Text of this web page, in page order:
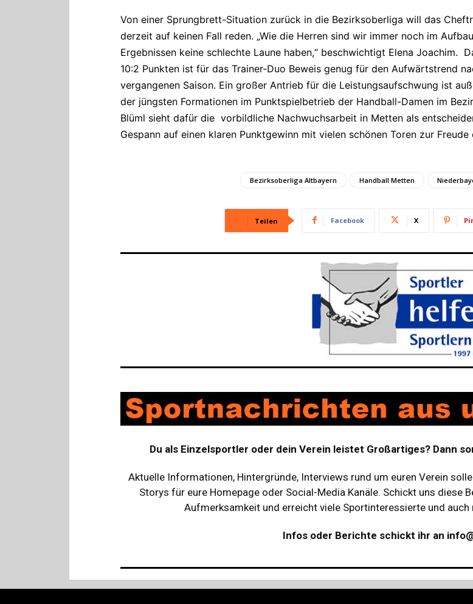
Von einer Sprungbrett-Situation zurück in die Bezirksoberliga will das
derzeit auf keinen Fall reden. „Wie die Herren sind wir immer noch im
Ergebnissen keine schlechte Laune haben,“ beschwichtigt Elena Joachim.
10:2 Punkten ist für das Trainer-Duo Beweis genug für den Aufwärtstrend
vergangenen Saison. Ein großer Antrieb für die Leistungsaufschwung ist
der jüngsten Formationen im Punktspielbetrieb der Handball-Damen im
Blüml sieht dafür die vorbildliche Nachwuchsarbeit in Metten als
Gespann auf einen klaren Punktgewinn mit vielen schönen Toren zur
Bezirksoberliga Altbayern Handball Metten
Teilen Facebook X
Du als Einzelsportler oder dein Verein leistet Großartiges? Dann
Aktuelle Informationen, Hintergründe, Interviews rund um euren Verein
Storys für eure Homepage oder Social-Media Kanäle. Schickt uns diese
Aufmerksamkeit und erreicht viele Sportinteressierte und auch
Infos oder Berichte schickt ihr an